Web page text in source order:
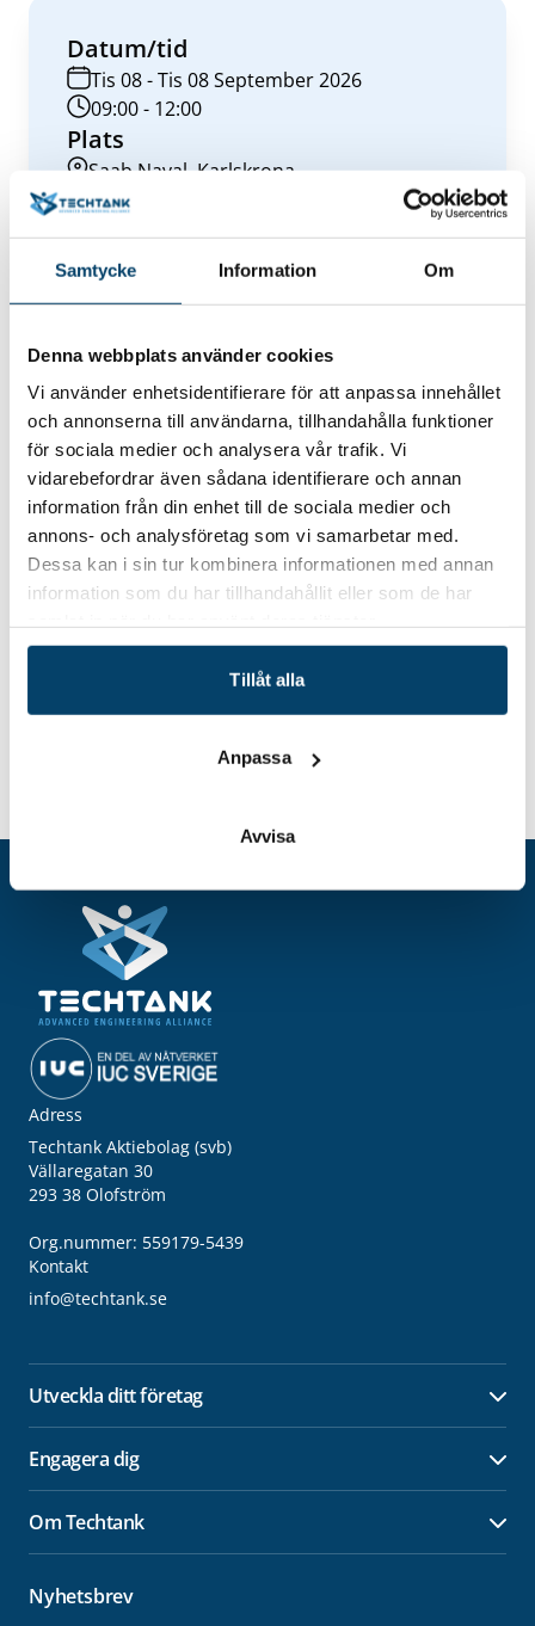
Samtycke Information Om
Denna webbplats använder cookies
Vi använder enhetsidentifierare för att anpassa innehållet
och annonserna till användarna, tillhandahålla funktioner
för sociala medier och analysera vår trafik. Vi
vidarebefordrar även sådana identifierare och annan
information från din enhet till de sociala medier och
annons- och analysföretag som vi samarbetar med.
Dessa kan i sin tur kombinera informationen med annan
information som du har tillhandahållit eller som de har
Tillåt alla
Anpassa
Avvisa
Datum/tid
Tis 08 - Tis 08 September 2026
09:00 - 12:00
Plats
Saab Naval, Karlskrona
Hitta hit
Eventdetaljer
Anmäl dig nu
Kontakt
Ingela Håkansson
VD & Klusterledare
ingela.hakansson@techtank.se
076-861 27 43
Adress
Techtank Aktiebolag (svb)
Vällaregatan 30
293 38 Olofström
Org.nummer: 559179-5439
Kontakt
info@techtank.se
Utveckla ditt företag
Engagera dig
Om Techtank
Nyhetsbrev